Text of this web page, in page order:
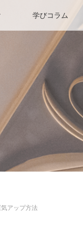
学びコラム
アップ方法